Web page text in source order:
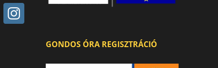
GONDOS ÓRA REGISZTRÁCIÓ